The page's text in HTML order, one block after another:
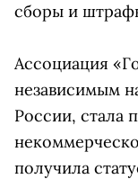
сборы и
Ассоциация
независимым
России, стала
получила